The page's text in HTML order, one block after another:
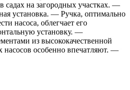
садах на загородных участках. —
установка. — Ручка, оптимально
насоса, облегчает его
установку. —
из высококачественной
насосов особенно впечатляют. —